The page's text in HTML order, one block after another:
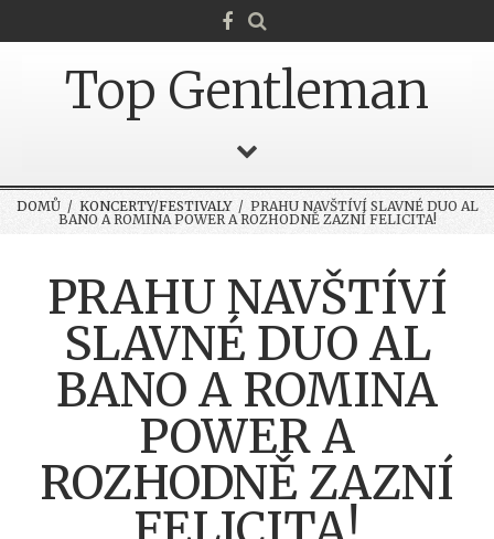
Top Gentleman
DOMŮ/ KONCERTY/FESTIVALY/ PRAHU NAVŠTÍVÍ SLAVNÉ DUO AL
BANO A ROMINA POWER A ROZHODNĚ ZAZNÍ FELICITA!
PRAHU NAVŠTÍVÍ
SLAVNÉ DUO AL
BANO A ROMINA
POWER A
ROZHODNĚ ZAZNÍ